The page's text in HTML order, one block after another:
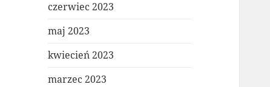
czerwiec 2023
maj 2023
kwiecień 2023
marzec 2023